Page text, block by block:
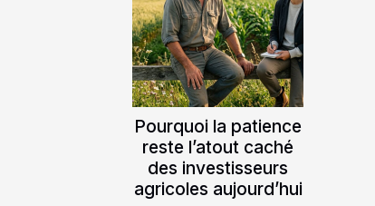
Pourquoi la patience
reste l’atout caché
des investisseurs
agricoles aujourd’hui